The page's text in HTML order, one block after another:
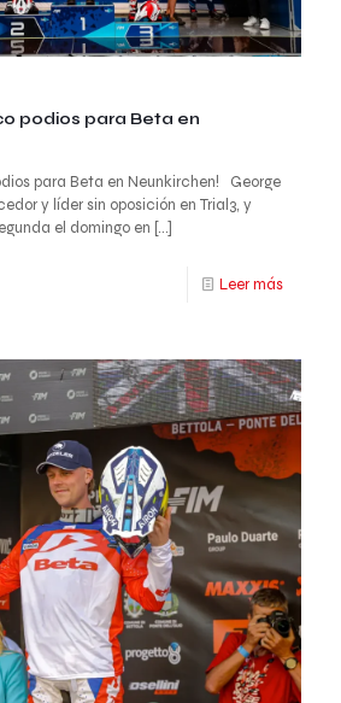
podios para Beta en
para Beta en Neunkirchen! George
y líder sin oposición en Trial3, y
el domingo en […]
Leer más